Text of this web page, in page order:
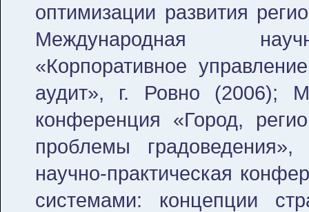
оптимизации развития
Международная
«Корпоративное
аудит», г. Ровно (2006);
конференция «Город,
проблемы
научно-практическая
системами: концепции